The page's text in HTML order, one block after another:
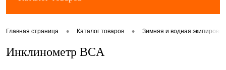
Главная страница • Каталог товаров • Зимняя и водная
Инклинометр BCA